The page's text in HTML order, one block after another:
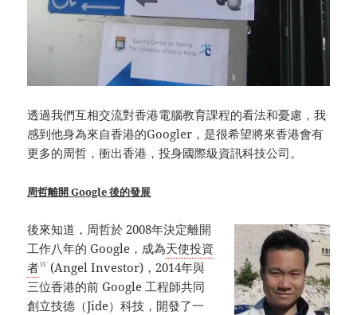
透過我們互相交流對香港電腦教育課程的看法和憂慮，我
感到他身為來自香港的Googler，是很希望將來香港會有
更多的周哲，衝出香港，投身國際級資訊科技公司。
周哲離開 Google 後的發展
後來知道，周哲於 2008年決定離開
工作八年的 Google，成為天使投資
者W (Angel Investor)，2014年與
三位香港的前 Google 工程師共同
創立技德（Jide）科技，開發了一